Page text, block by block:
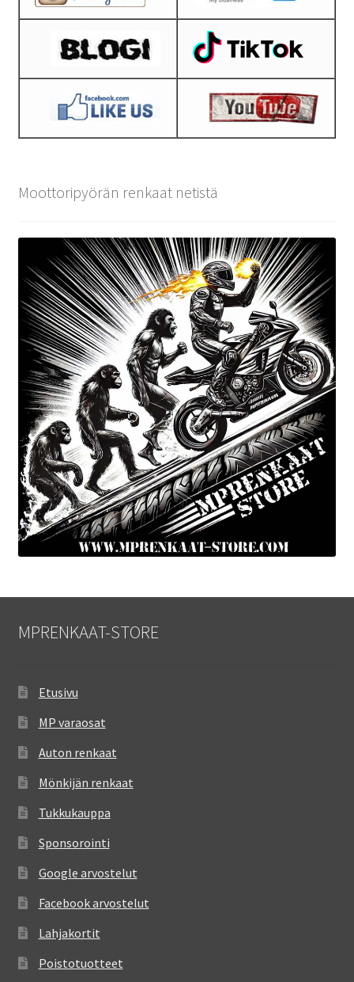
Moottoripyörän renkaat netistä
MPRENKAAT-STORE
Etusivu
MP varaosat
Auton renkaat
Mönkijän renkaat
Tukkukauppa
Sponsorointi
Google arvostelut
Facebook arvostelut
Lahjakortit
Poistotuotteet